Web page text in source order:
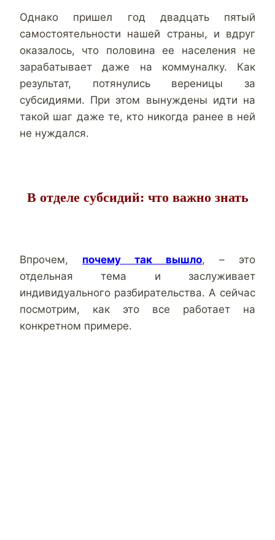
Однако пришел год двадцать пятый
самостоятельности нашей страны, и вдруг
оказалось, что половина ее населения не
зарабатывает даже на коммуналку. Как
результат, потянулись вереницы за
субсидиями. При этом вынуждены идти на
такой шаг даже те, кто никогда ранее в ней
не нуждался.
В отделе субсидий: что важно знать
Впрочем, почему так вышло, – это
отдельная тема и заслуживает
индивидуального разбирательства. А сейчас
посмотрим, как это все работает на
конкретном примере.